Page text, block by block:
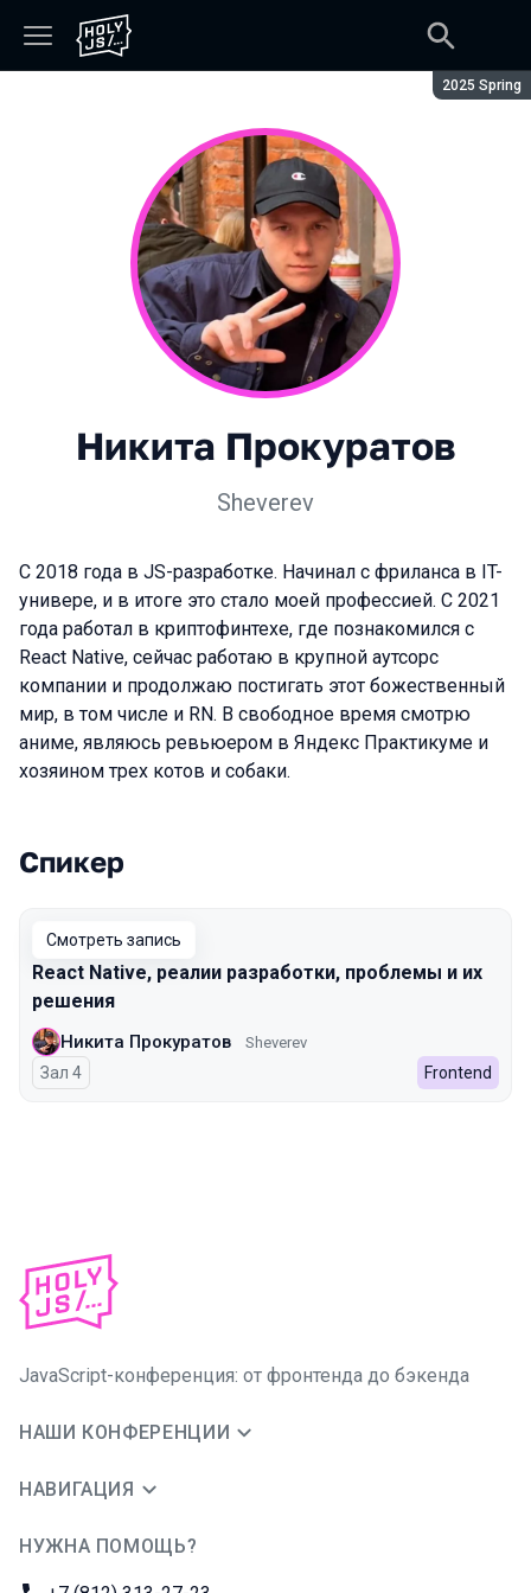
Сезон:
2025 Spring
Никита Прокуратов
Sheverev
С 2018 года в JS-разработке. Начинал с фриланса в IT-
универе, и в итоге это стало моей профессией. С 2021
года работал в криптофинтехе, где познакомился с
React Native, сейчас работаю в крупной аутсорс
компании и продолжаю постигать этот божественный
мир, в том числе и RN. В свободное время смотрю
аниме, являюсь ревьюером в Яндекс Практикуме и
хозяином трех котов и собаки.
Выступления в сезоне 2025 Spring
Спикер
Смотреть запись
React Native, реалии разработки, проблемы и их
решения
Никита Прокуратов Sheverev
Зал 4 Frontend
JavaScript-конференция: от фронтенда до бэкенда
НАШИ КОНФЕРЕНЦИИ
НАВИГАЦИЯ
НУЖНА ПОМОЩЬ?